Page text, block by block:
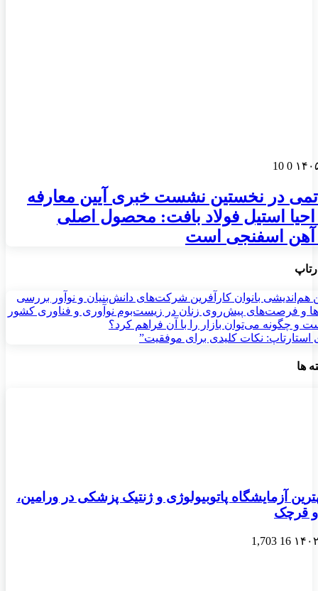
0
10
در نخستین نشست خبری آیین معارفه
استیل فولاد بافت: محصول اصلی
اسفنجی است
هم‌اندیشی بانوان کارآفرین شرکت‌های دانش‌بنیان و نوآور بررسی
و فرصت‌های پیش‌روی زنان در زیست‌بوم نوآوری و فناوری کشور
استارتاپ: نکات کلیدی برای موفقیت”
ها
آزمایشگاه پاتوبیولوژی و ژنتیک پزشکی در ورامین،
قرچک
16
1,703